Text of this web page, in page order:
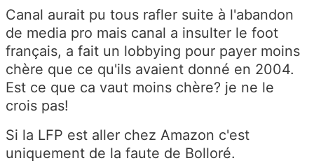
Canal aurait pu tous rafler suite à l'abandon
de media pro mais canal a insulter le foot
français, a fait un lobbying pour payer moins
chère que ce qu'ils avaient donné en 2004.
Est ce que ca vaut moins chère? je ne le
crois pas!
Si la LFP est aller chez Amazon c'est
uniquement de la faute de Bolloré.